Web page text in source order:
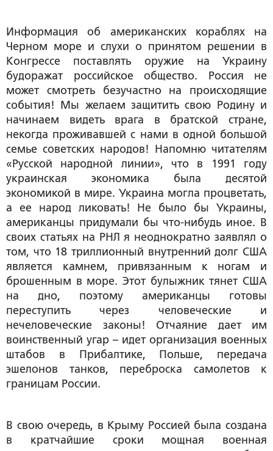
Информация об американских кораблях на
Черном море и слухи о принятом решении в
Конгрессе поставлять оружие на Украину
будоражат российское общество. Россия не
может смотреть безучастно на происходящие
события! Мы желаем защитить свою Родину и
начинаем видеть врага в братской стране,
некогда проживавшей с нами в одной большой
семье советских народов! Напомню читателям
«Русской народной линии», что в 1991 году
украинская экономика была десятой
экономикой в мире. Украина могла процветать,
а ее народ ликовать! Не было бы Украины,
американцы придумали бы что-нибудь иное. В
своих статьях на РНЛ я неоднократно заявлял о
том, что 18 триллионный внутренний долг США
является камнем, привязанным к ногам и
брошенным в море. Этот булыжник тянет США
на дно, поэтому американцы готовы
переступить через человеческие и
нечеловеческие законы! Отчаяние дает им
воинственный угар – идет организация военных
штабов в Прибалтике, Польше, передача
эшелонов танков, переброска самолетов к
границам России.
В свою очередь, в Крыму Россией была создана
в кратчайшие сроки мощная военная